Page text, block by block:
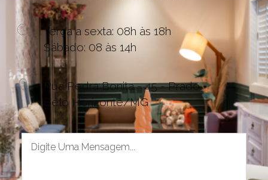
Terça a sexta: 08h às 18h
Sábado: 08 às 14h
Rua Pedra Bonita - 45 - Prado
Belo Horizonte/MG